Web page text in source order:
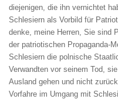
diejenigen, die ihn vernichtet
Schlesiern als Vorbild für
denke, meine Herren, Sie sind
der patriotischen Propaganda-
Schlesiern die polnische
Verwandten vor seinem Tod,
Ausland gehen und nicht
Vorfahre im Umgang mit